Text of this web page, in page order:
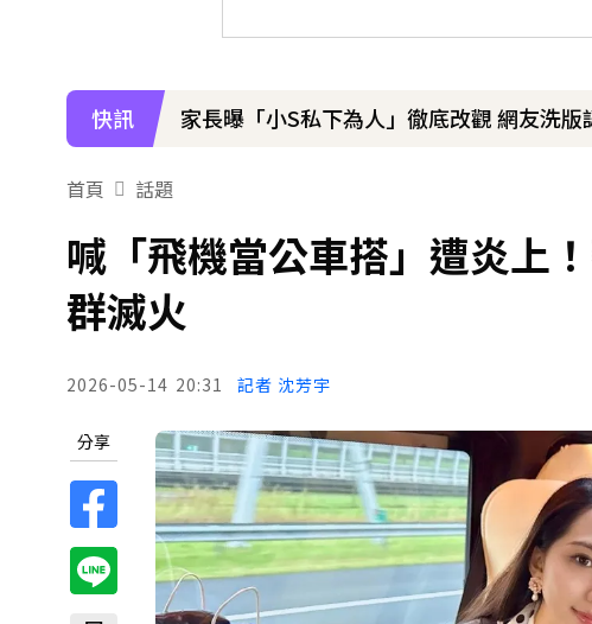
快訊
家長曝「小S私下為人」徹底改觀 網友洗版
寬魚營收衰退 「點名王心凌、楊丞琳」網
首頁 話題
喊「飛機當公車搭」遭炎上
群滅火
2026-05-14 20:31 記者 沈芳宇
分享